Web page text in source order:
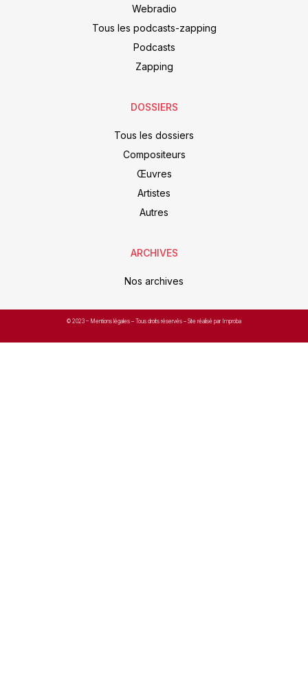
Webradio
Tous les podcasts-zapping
Podcasts
Zapping
DOSSIERS
Tous les dossiers
Compositeurs
Œuvres
Artistes
Autres
ARCHIVES
Nos archives
© 2023 – Mentions légales – Tous droits réservés – Site réalisé par Improba